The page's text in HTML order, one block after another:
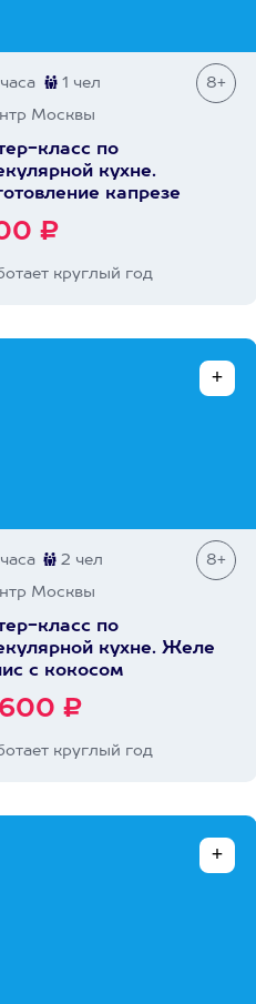
1 чел 8+
Москвы
класс по
кухне.
капрезе
₽
круглый год
2 чел 8+
Москвы
класс по
кухне. Желе
с кокосом
₽
круглый год